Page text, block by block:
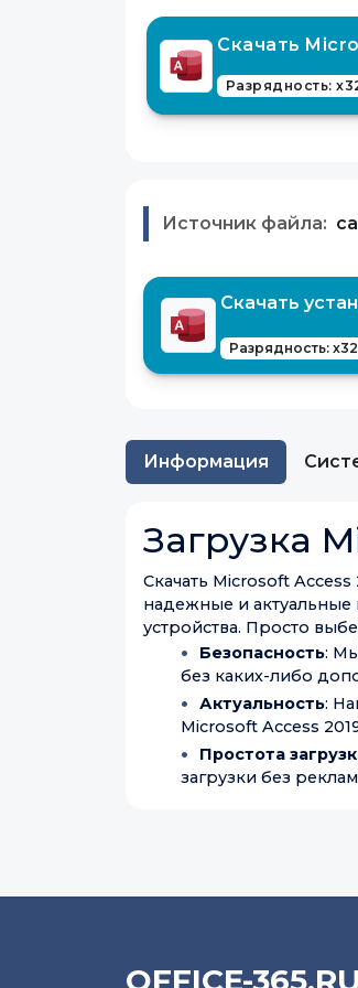
Скачать
Разрядность:
Источник файла:
Скачать
Разрядность:
Информация
Загрузка
Скачать Microsoft
надежные и актуальные
устройства. Просто
Безопасность:
без каких-либо
Актуальность:
Microsoft Access
Простота
загрузки без
OFFICE-365.RU